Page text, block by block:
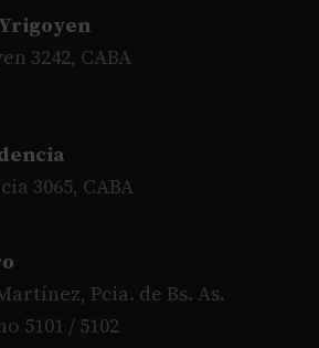
3242, CABA
3065, CABA
Pcia. de Bs. As.
5101 / 5102